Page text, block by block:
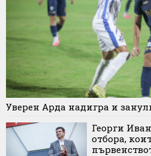
Уверен Арда надигра и
Георги
отбора,